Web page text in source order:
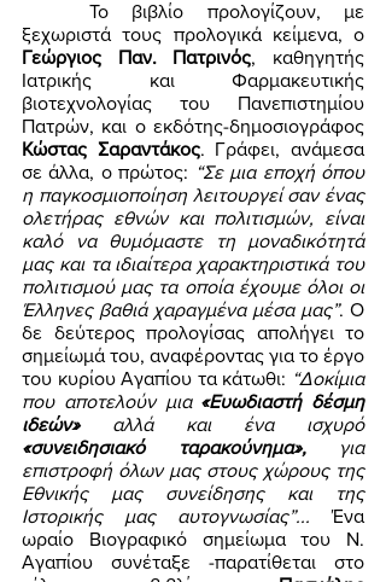
Γεώργιος Παν. Πατρινός, καθηγητής
Ιατρικής και Φαρμακευτικής
βιοτεχνολογίας του Πανεπιστημίου
Κώστας Σαραντάκος. Γράφει, ανάμεσα
σε άλλα, ο πρώτος: “Σε μια εποχή όπου
η παγκοσμιοποίηση λειτουργεί σαν ένας
ολετήρας εθνών και πολιτισμών, είναι
καλό να θυμόμαστε τη μοναδικότητά
μας και τα ιδιαίτερα χαρακτηριστικά του
πολιτισμού μας τα οποία έχουμε όλοι οι
Έλληνες βαθιά χαραγμένα μέσα μας”. Ο
δε δεύτερος προλογίσας απολήγει το
σημείωμά του, αναφέροντας για το έργο
του κυρίου Αγαπίου τα κάτωθι: “Δοκίμια
που αποτελούν μια «Ευωδιαστή δέσμη
ιδεών»
αλλά και ένα ισχυρό
«συνειδησιακό ταρακούνημα», για
επιστροφή όλων μας στους χώρους της
Εθνικής μας συνείδησης και της
Ιστορικής μας αυτογνωσίας”... Ένα
ωραίο Βιογραφικό σημείωμα του Ν.
Αγαπίου συνέταξε -παρατίθεται στο